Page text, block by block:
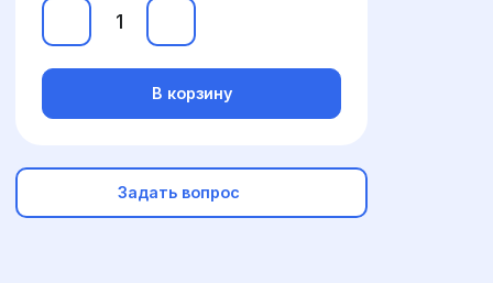
В корзину
Задать вопрос